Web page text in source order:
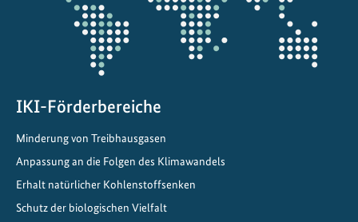
i
e
e
IKI-Förderbereiche
Minderung von Treibhausgasen
Anpassung an die Folgen des Klimawandels
Erhalt natürlicher Kohlenstoffsenken
Schutz der biologischen Vielfalt